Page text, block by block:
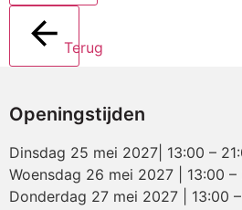
Terug
Openingstijden
Dinsdag 25 mei 2027| 13:00 –
Woensdag 26 mei 2027 | 13:00 –
Donderdag 27 mei 2027 | 13:00